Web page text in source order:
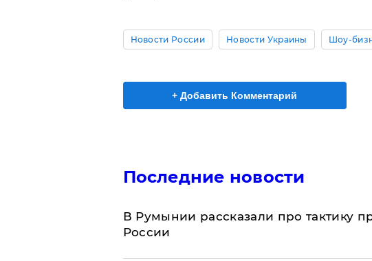
Новости России Новости Украины Шоу-
+ Добавить Комментарий
Последние новости
В Румынии рассказали про тактику
России